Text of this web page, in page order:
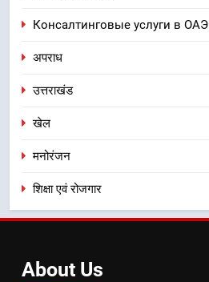
Консалтинговые услуги в ОАЭ
अपराध
उत्तराखंड
खेल
मनोरंजन
शिक्षा एवं रोजगार
About Us